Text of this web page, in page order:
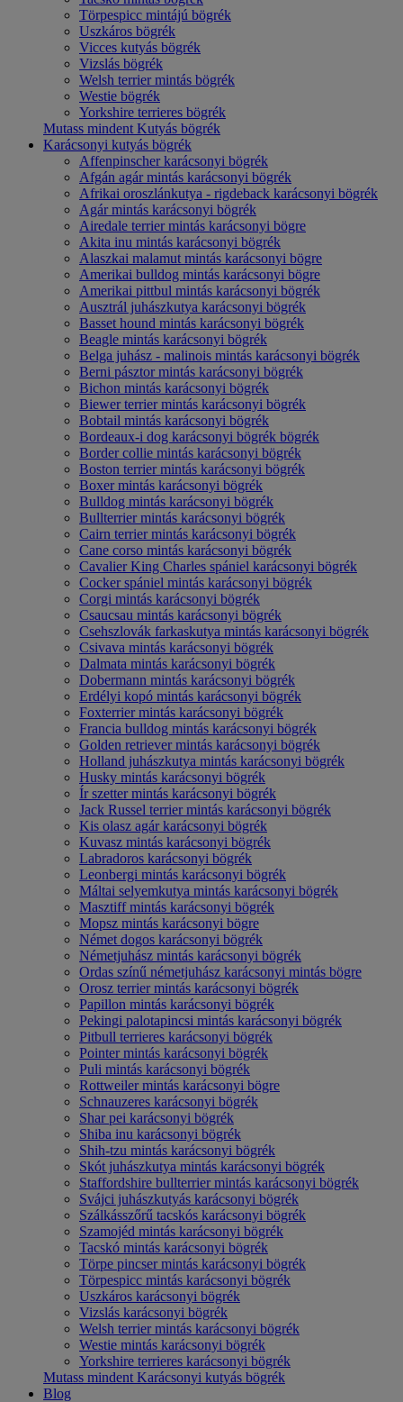
Törpespicc mintájú bögrék
Uszkáros bögrék
Vicces kutyás bögrék
Vizslás bögrék
Welsh terrier mintás bögrék
Westie bögrék
Yorkshire terrieres bögrék
Mutass mindent Kutyás bögrék
Karácsonyi kutyás bögrék
Affenpinscher karácsonyi bögrék
Afgán agár mintás karácsonyi bögrék
Afrikai oroszlánkutya - rigdeback karácsonyi bögrék
Agár mintás karácsonyi bögrék
Airedale terrier mintás karácsonyi bögre
Akita inu mintás karácsonyi bögrék
Alaszkai malamut mintás karácsonyi bögre
Amerikai bulldog mintás karácsonyi bögre
Amerikai pittbul mintás karácsonyi bögrék
Ausztrál juhászkutya karácsonyi bögrék
Basset hound mintás karácsonyi bögrék
Beagle mintás karácsonyi bögrék
Belga juhász - malinois mintás karácsonyi bögrék
Berni pásztor mintás karácsonyi bögrék
Bichon mintás karácsonyi bögrék
Biewer terrier mintás karácsonyi bögrék
Bobtail mintás karácsonyi bögrék
Bordeaux-i dog karácsonyi bögrék bögrék
Border collie mintás karácsonyi bögrék
Boston terrier mintás karácsonyi bögrék
Boxer mintás karácsonyi bögrék
Bulldog mintás karácsonyi bögrék
Bullterrier mintás karácsonyi bögrék
Cairn terrier mintás karácsonyi bögrék
Cane corso mintás karácsonyi bögrék
Cavalier King Charles spániel karácsonyi bögrék
Cocker spániel mintás karácsonyi bögrék
Corgi mintás karácsonyi bögrék
Csaucsau mintás karácsonyi bögrék
Csehszlovák farkaskutya mintás karácsonyi bögrék
Csivava mintás karácsonyi bögrék
Dalmata mintás karácsonyi bögrék
Dobermann mintás karácsonyi bögrék
Erdélyi kopó mintás karácsonyi bögrék
Foxterrier mintás karácsonyi bögrék
Francia bulldog mintás karácsonyi bögrék
Golden retriever mintás karácsonyi bögrék
Holland juhászkutya mintás karácsonyi bögrék
Husky mintás karácsonyi bögrék
Ír szetter mintás karácsonyi bögrék
Jack Russel terrier mintás karácsonyi bögrék
Kis olasz agár karácsonyi bögrék
Kuvasz mintás karácsonyi bögrék
Labradoros karácsonyi bögrék
Leonbergi mintás karácsonyi bögrék
Máltai selyemkutya mintás karácsonyi bögrék
Masztiff mintás karácsonyi bögrék
Mopsz mintás karácsonyi bögre
Német dogos karácsonyi bögrék
Németjuhász mintás karácsonyi bögrék
Ordas színű németjuhász karácsonyi mintás bögre
Orosz terrier mintás karácsonyi bögrék
Papillon mintás karácsonyi bögrék
Pekingi palotapincsi mintás karácsonyi bögrék
Pitbull terrieres karácsonyi bögrék
Pointer mintás karácsonyi bögrék
Puli mintás karácsonyi bögrék
Rottweiler mintás karácsonyi bögre
Schnauzeres karácsonyi bögrék
Shar pei karácsonyi bögrék
Shiba inu karácsonyi bögrék
Shih-tzu mintás karácsonyi bögrék
Skót juhászkutya mintás karácsonyi bögrék
Staffordshire bullterrier mintás karácsonyi bögrék
Svájci juhászkutyás karácsonyi bögrék
Szálkásszőrű tacskós karácsonyi bögrék
Szamojéd mintás karácsonyi bögrék
Tacskó mintás karácsonyi bögrék
Törpe pincser mintás karácsonyi bögrék
Törpespicc mintás karácsonyi bögrék
Uszkáros karácsonyi bögrék
Vizslás karácsonyi bögrék
Welsh terrier mintás karácsonyi bögrék
Westie mintás karácsonyi bögrék
Yorkshire terrieres karácsonyi bögrék
Mutass mindent Karácsonyi kutyás bögrék
Blog